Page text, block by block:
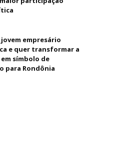
jovem empresário
e quer transformar a
símbolo de
para Rondônia